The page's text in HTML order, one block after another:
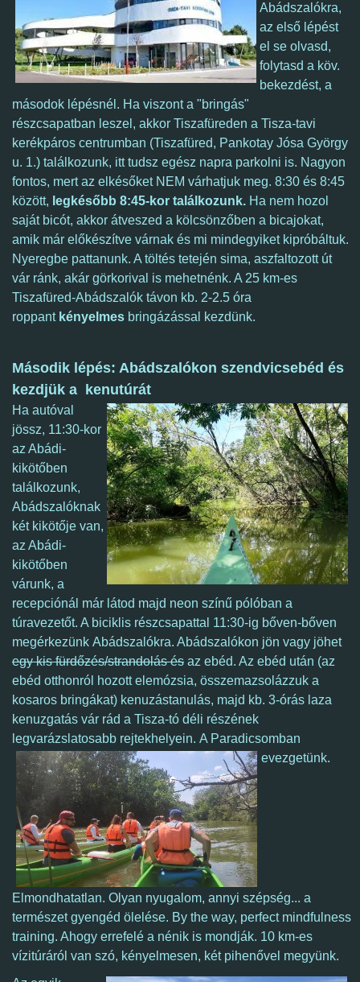
Abádszalókra,
az első lépést
el se olvasd,
folytasd a köv.
bekezdést, a
másodok lépésnél. Ha viszont a "bringás"
részcsapatban leszel, akkor Tiszafüreden a Tisza-tavi
kerékpáros centrumban (Tiszafüred, Pankotay Jósa György
u. 1.) találkozunk, itt tudsz egész napra parkolni is. Nagyon
fontos, mert az elkésőket NEM várhatjuk meg. 8:30 és 8:45
között, legkésőbb 8:45-kor találkozunk. Ha nem hozol
saját bicót, akkor átveszed a kölcsönzőben a bicajokat,
amik már előkészítve várnak és mi mindegyiket kipróbáltuk.
Nyeregbe pattanunk. A töltés tetején sima, aszfaltozott út
vár ránk, akár görkorival is mehetnénk. A 25 km-es
Tiszafüred-Abádszalók távon kb. 2-2.5 óra
roppant kényelmes bringázással kezdünk.
Második lépés: Abádszalókon szendvicsebéd és
kezdjük a kenutúrát
Ha autóval
jössz, 11:30-kor
az Abádi-
kikötőben
találkozunk,
Abádszalóknak
két kikötője van,
az Abádi-
kikötőben
várunk, a
recepciónál már látod majd neon színű pólóban a
túravezetőt. A biciklis részcsapattal 11:30-ig bőven-bőven
megérkezünk Abádszalókra. Abádszalókon jön vagy jöhet
egy kis fürdőzés/strandolás és az ebéd. Az ebéd után (az
ebéd otthonról hozott elemózsia, összemazsolázzuk a
kosaros bringákat) kenuzástanulás, majd kb. 3-órás laza
kenuzgatás vár rád a Tisza-tó déli részének
legvarázslatosabb rejtekhelyein. A Paradicsomban
evezgetünk.
Elmondhatatlan. Olyan nyugalom, annyi szépség... a
természet gyengéd ölelése. By the way, perfect mindfulness
training. Ahogy errefelé a nénik is mondják. 10 km-es
vízitúráról van szó, kényelmesen, két pihenővel megyünk.